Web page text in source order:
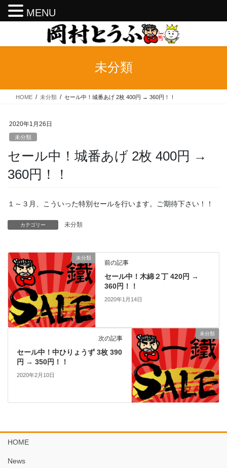
テ
ス
ゲ
ン
未分類
HOME 未分類 セール中！城番あげ 2枚 400円 → 360円！！
2020年1月26日
未分類
セール中！城番あげ 2枚 400円 →
360円！！
１～３月、こういった特別セールを行います。ご期待下さい！！
カテゴリー 未分類
未分類
前の記事
セール中！木綿２丁 420円 →
360円！！
2020年1月14日
未分類
次の記事
セール中！中ひりょうず 3枚 390
円 → 350円！！
2020年2月10日
HOME
News
MENU